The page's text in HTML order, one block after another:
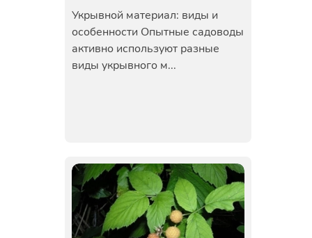
Укрывной материал: виды и
особенности Опытные садоводы
активно используют разные
виды укрывного м...